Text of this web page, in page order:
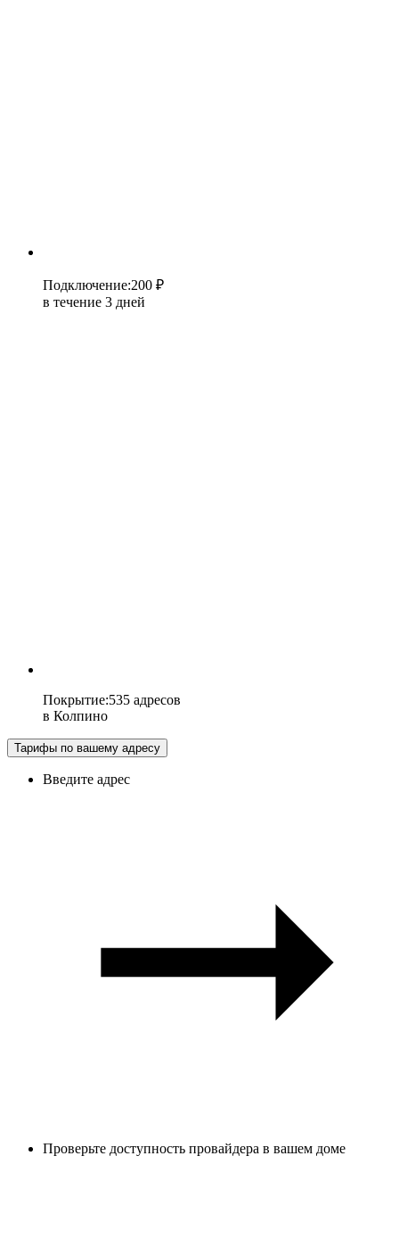
Подключение:200 ₽
в течение 3 дней
Покрытие:535 адресов
в Колпино
Тарифы по вашему адресу
Введите адрес
Проверьте доступность провайдера в вашем доме